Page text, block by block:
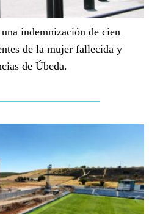
indemnización de cien
de la mujer fallecida y
de Úbeda.